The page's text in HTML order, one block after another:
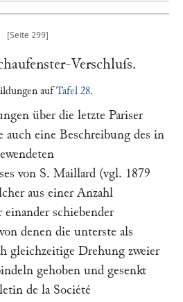
Verschluſs.
aufTafel 28.
über die letzte Pariser
auch eine Beschreibung des in
von S. Maillard (vgl. 1879
aus einer Anzahl
schiebender
denen die unterste als
gleichzeitige Drehung zweier
gehoben und gesenkt
de la Société